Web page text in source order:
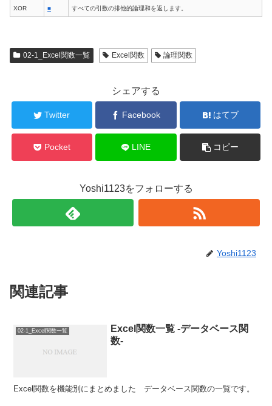
XOR ■ すべての引数の排他的論理和を返します。
02-1_Excel関数一覧 Excel関数 論理関数
シェアする
Twitter Facebook はてブ
Pocket LINE コピー
Yoshi1123をフォローする
Yoshi1123
関連記事
02-1_Excel関数一覧
Excel関数一覧 -データベース関
数-
Excel関数を機能別にまとめました データベース関数の一覧です。